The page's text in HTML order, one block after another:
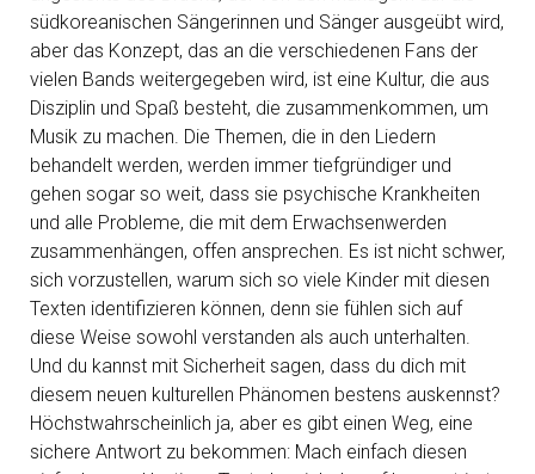
südkoreanischen Sängerinnen und Sänger ausgeübt wird,
aber das Konzept, das an die verschiedenen Fans der
vielen Bands weitergegeben wird, ist eine Kultur, die aus
Disziplin und Spaß besteht, die zusammenkommen, um
Musik zu machen. Die Themen, die in den Liedern
behandelt werden, werden immer tiefgründiger und
gehen sogar so weit, dass sie psychische Krankheiten
und alle Probleme, die mit dem Erwachsenwerden
zusammenhängen, offen ansprechen. Es ist nicht schwer,
sich vorzustellen, warum sich so viele Kinder mit diesen
Texten identifizieren können, denn sie fühlen sich auf
diese Weise sowohl verstanden als auch unterhalten.
Und du kannst mit Sicherheit sagen, dass du dich mit
diesem neuen kulturellen Phänomen bestens auskennst?
Höchstwahrscheinlich ja, aber es gibt einen Weg, eine
sichere Antwort zu bekommen: Mach einfach diesen